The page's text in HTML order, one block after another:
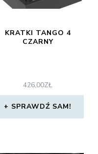
KRATKI TANGO 4
CZARNY
426,00ZŁ
SPRAWDŹ SAM!